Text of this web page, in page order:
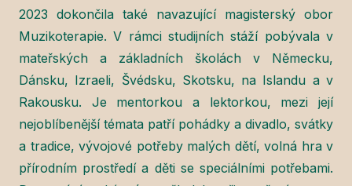
2023 dokončila také navazující magisterský obor
Muzikoterapie. V rámci studijních stáží pobývala v
mateřských a základních školách v Německu,
Dánsku, Izraeli, Švédsku, Skotsku, na Islandu a v
Rakousku. Je mentorkou a lektorkou, mezi její
nejoblíbenější témata patří pohádky a divadlo, svátky
a tradice, vývojové potřeby malých dětí, volná hra v
přírodním prostředí a děti se speciálními potřebami.